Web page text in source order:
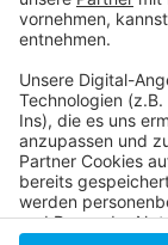
Anzeige